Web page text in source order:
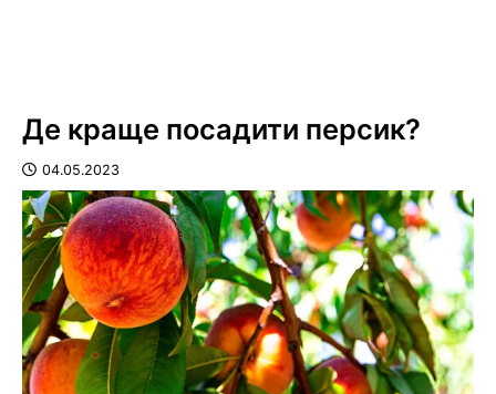
Де краще посадити персик?
04.05.2023